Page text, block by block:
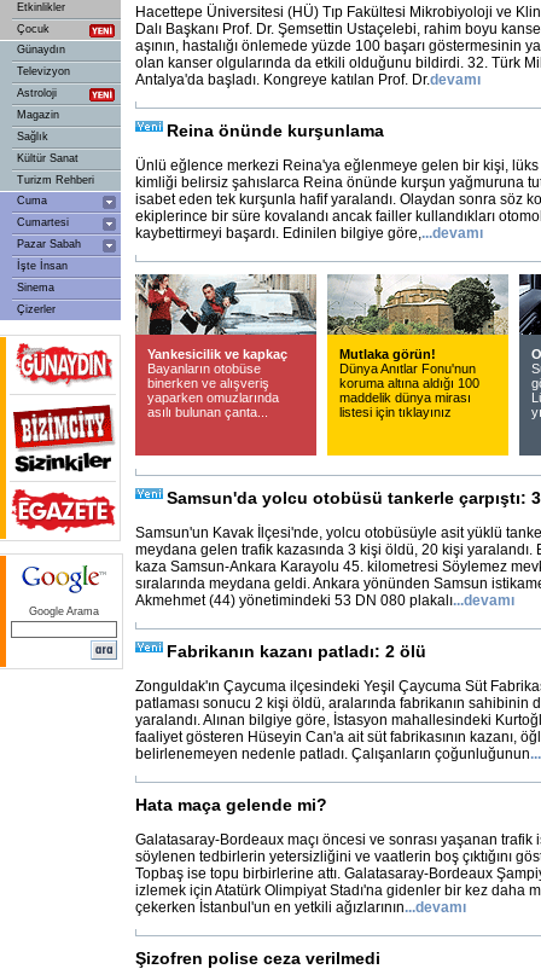
Etkinlikler
Çocuk
Günaydın
Televizyon
Astroloji
Magazin
Sağlık
Kültür Sanat
Turizm Rehberi
Cuma
Cumartesi
Pazar Sabah
İşte İnsan
Sinema
Çizerler
Google Arama
Hacettepe Üniversitesi (HÜ) Tıp Fakültesi Mikrobiyoloji ve
Dalı Başkanı Prof. Dr. Şemsettin Ustaçelebi, rahim boyu
aşının, hastalığı önlemede yüzde 100 başarı göstermesinin
olan kanser olgularında da etkili olduğunu bildirdi. 32. Türk
Antalya'da başladı. Kongreye katılan Prof. Dr.devamı
Reina önünde kurşunlama
Ünlü eğlence merkezi Reina'ya eğlenmeye gelen bir kişi,
kimliği belirsiz şahıslarca Reina önünde kurşun yağmuruna
isabet eden tek kurşunla hafif yaralandı. Olaydan sonra söz
ekiplerince bir süre kovalandı ancak failler kullandıkları
kaybettirmeyi başardı. Edinilen bilgiye göre,...devamı
Yankesicilik ve kapkaç
Bayanların otobüse
binerken ve alışveriş
yaparken omuzlarında
asılı bulunan çanta...
Mutlaka görün!
Dünya Anıtlar Fonu'nun
koruma altına aldığı 100
maddelik dünya mirası
listesi için tıklayınız
Samsun'da yolcu otobüsü tankerle çarpıştı:
Samsun'un Kavak İlçesi'nde, yolcu otobüsüyle asit yüklü
meydana gelen trafik kazasında 3 kişi öldü, 20 kişi
kaza Samsun-Ankara Karayolu 45. kilometresi Söylemez
sıralarında meydana geldi. Ankara yönünden Samsun
Akmehmet (44) yönetimindeki 53 DN 080 plakalı...devamı
Fabrikanın kazanı patladı: 2 ölü
Zonguldak'ın Çaycuma ilçesindeki Yeşil Çaycuma Süt
patlaması sonucu 2 kişi öldü, aralarında fabrikanın sahibinin
yaralandı. Alınan bilgiye göre, İstasyon mahallesindeki
faaliyet gösteren Hüseyin Can'a ait süt fabrikasının kazanı,
belirlenemeyen nedenle patladı. Çalışanların çoğunluğunun...
Hata maça gelende mi?
Galatasaray-Bordeaux maçı öncesi ve sonrası yaşanan trafik
söylenen tedbirlerin yetersizliğini ve vaatlerin boş çıktığını
Topbaş ise topu birbirlerine attı. Galatasaray-Bordeaux
izlemek için Atatürk Olimpiyat Stadı'na gidenler bir kez daha
çekerken İstanbul'un en yetkili ağızlarının...devamı
Şizofren polise ceza verilmedi